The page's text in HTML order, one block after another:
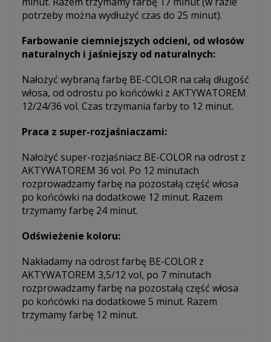
potrzeby można wydłużyć czas do 25 minut).
Farbowanie ciemniejszych odcieni, od włosów
naturalnych i jaśniejszy od naturalnych:
Nałożyć wybraną farbę BE-COLOR na całą długość
włosa, od odrostu po końcówki z AKTYWATOREM
12/24/36 vol. Czas trzymania farby to 12 minut.
Praca z super-rozjaśniaczami:
Nałożyć super-rozjaśniacz BE-COLOR na odrost z
AKTYWATOREM 36 vol. Po 12 minutach
rozprowadzamy farbę na pozostałą część włosa
po końcówki na dodatkowe 12 minut. Razem
trzymamy farbę 24 minut.
Odświeżenie koloru:
Nakładamy na odrost farbę BE-COLOR z
AKTYWATOREM 3,5/12 vol, po 7 minutach
rozprowadzamy farbę na pozostałą część włosa
po końcówki na dodatkowe 5 minut. Razem
trzymamy farbę 12 minut.